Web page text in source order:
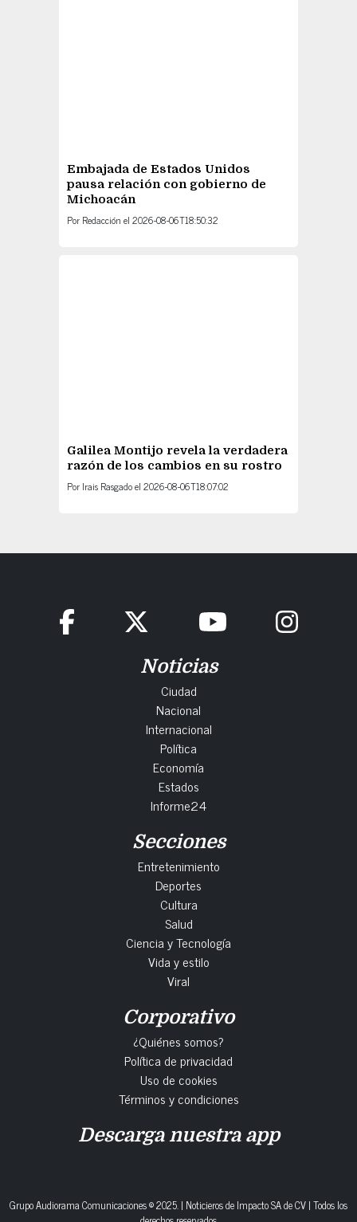
Michoacán
PorRedacciónel2026-08-06T18:50:32
Ciudad
Nacional
Internacional
Política
Economía
Estados
Informe24
Entretenimiento
Deportes
Cultura
Salud
Ciencia y Tecnología
Vida y estilo
Viral
¿Quiénes somos?
Política de privacidad
Uso de cookies
Términos y condiciones